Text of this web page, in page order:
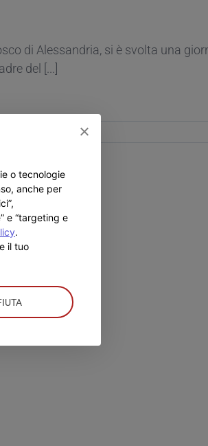
di Alessandria, si è svolta una
del [...]
o tecnologie
anche per
e “targeting e
.
il tuo